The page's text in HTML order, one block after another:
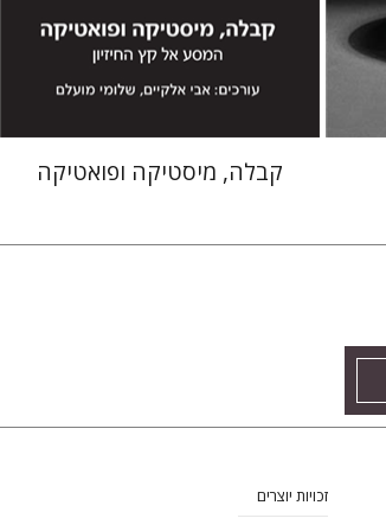
הנחת אתר ספר מודפס
$46
$41
קבלה, מיסטיקה ופואטיקה
זכויות יוצרים